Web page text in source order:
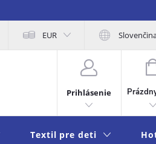
údajov Moja objednávka
EUR
Prihlásenie
Textil pre deti